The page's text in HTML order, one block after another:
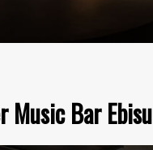
Music Bar Ebisu